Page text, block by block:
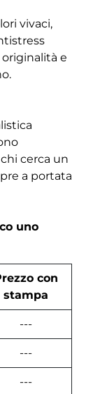
vivaci,
e
cerca un
a portata
uno
con
stampa
---
---
---